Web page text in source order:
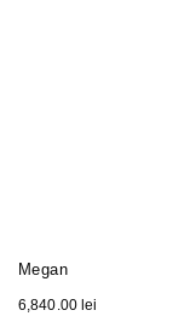
Megan
6,840.00 lei